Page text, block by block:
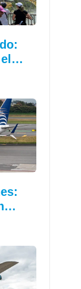
el…